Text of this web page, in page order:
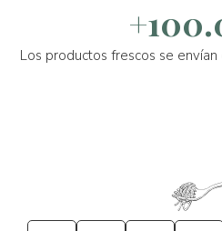
Los productos frescos se